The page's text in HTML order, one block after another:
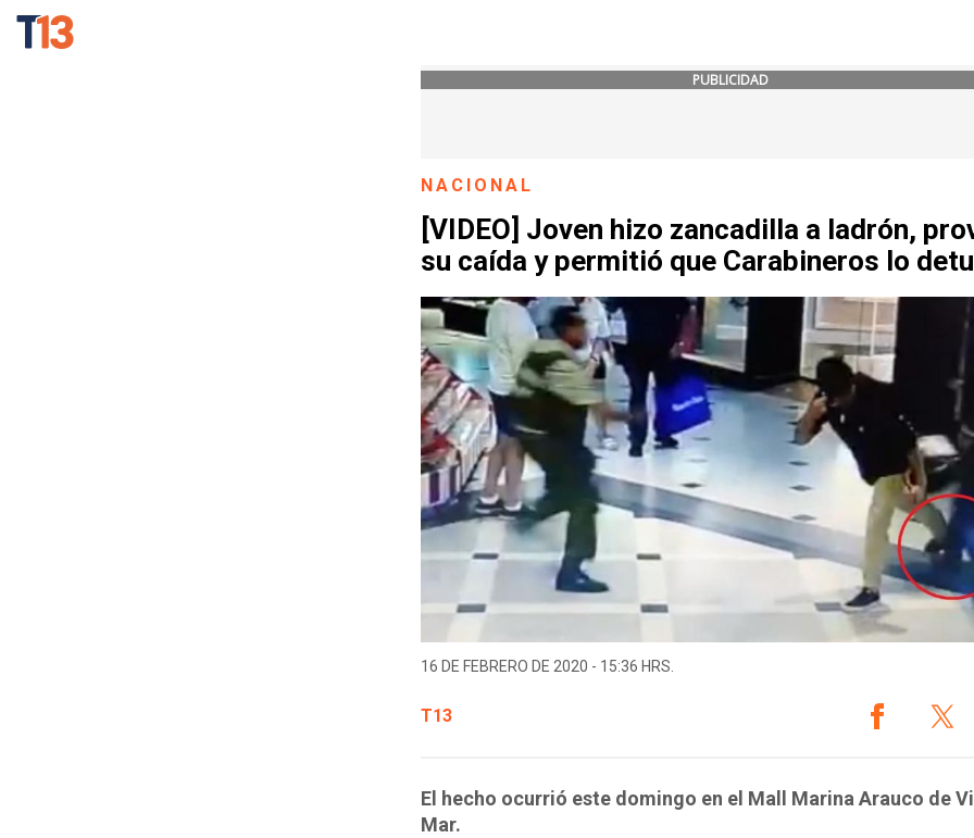
PUBLICIDAD
NACIONAL
[VIDEO] Joven hizo zancadilla a ladrón,
su caída y permitió que Carabineros lo
16 DE FEBRERO DE 2020 - 15:36 HRS.
T13
El hecho ocurrió este domingo en el Mall Marina Arauco de
Mar.